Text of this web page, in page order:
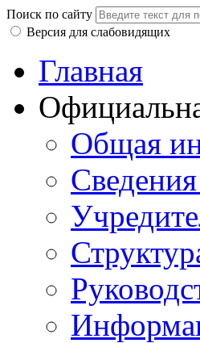
Поиск по сайту
Версия для слабовидящих
Главная
Общая